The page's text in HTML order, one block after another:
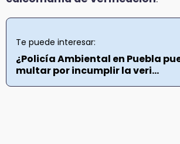
Te puede interesar:
¿Policía Ambiental en Puebla
multar por incumplir la veri...